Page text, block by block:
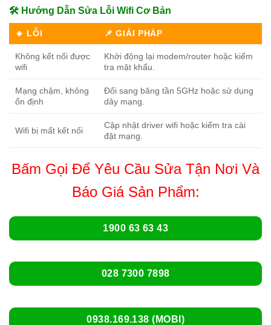
🛠️ Hướng Dẫn Sửa Lỗi Wifi Cơ Bản
🔹 LỖI 📌 GIẢI PHÁP
Không kết nối được
wifi
Khởi động lại modem/router hoặc kiểm
tra mật khẩu.
Mạng chậm, không
ổn định
Đổi sang băng tần 5GHz hoặc sử dụng
dây mạng.
Wifi bị mất kết nối
Cập nhật driver wifi hoặc kiểm tra cài
đặt mạng.
Bấm Gọi Để Yêu Cầu Sửa Tận Nơi Và
Báo Giá Sản Phẩm:
1900 63 63 43
028 7300 7898
0938.169.138 (MOBI)